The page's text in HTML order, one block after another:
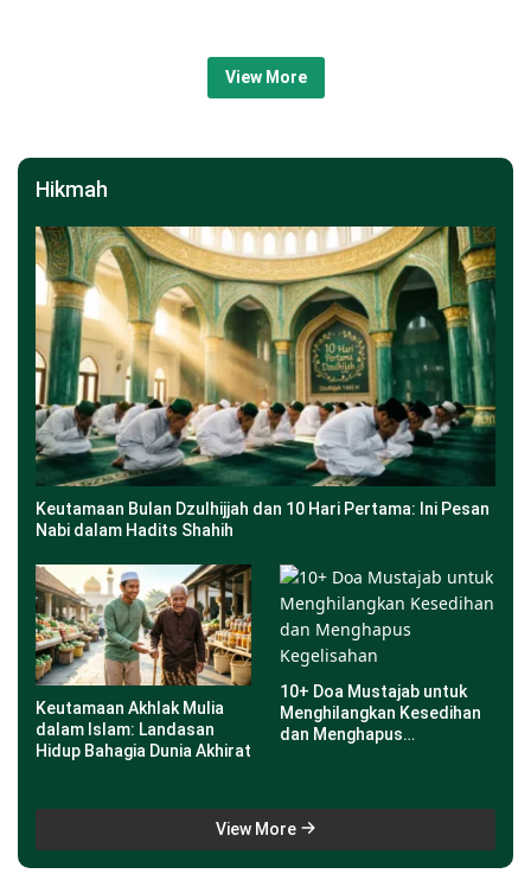
View More
Hikmah
Keutamaan Bulan Dzulhijjah dan 10 Hari Pertama: Ini Pesan
Nabi dalam Hadits Shahih
Keutamaan Akhlak Mulia
dalam Islam: Landasan
Hidup Bahagia Dunia Akhirat
10+ Doa Mustajab untuk
Menghilangkan Kesedihan
dan Menghapus
View More